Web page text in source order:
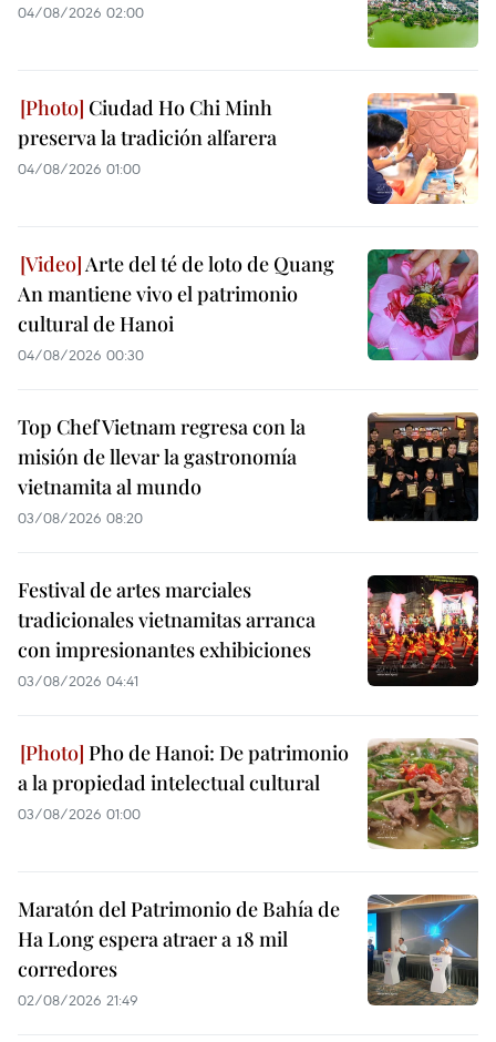
04/08/2026 02:00
Ciudad Ho Chi Minh
preserva la tradición alfarera
04/08/2026 01:00
Arte del té de loto de Quang
An mantiene vivo el patrimonio
cultural de Hanoi
04/08/2026 00:30
Top Chef Vietnam regresa con la
misión de llevar la gastronomía
vietnamita al mundo
03/08/2026 08:20
Festival de artes marciales
tradicionales vietnamitas arranca
con impresionantes exhibiciones
03/08/2026 04:41
Pho de Hanoi: De patrimonio
a la propiedad intelectual cultural
03/08/2026 01:00
Maratón del Patrimonio de Bahía de
Ha Long espera atraer a 18 mil
corredores
02/08/2026 21:49